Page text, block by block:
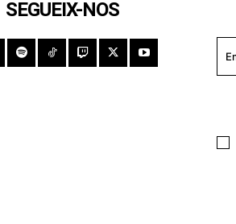
SEGUEIX-NOS